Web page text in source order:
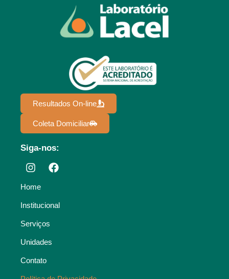
Resultados On-line
Coleta Domiciliar
Siga-nos:
Home
Institucional
Serviços
Unidades
Contato